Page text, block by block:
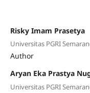
Risky Imam Prasetya
Universitas PGRI
Author
Aryan Eka Prastya
Universitas PGRI